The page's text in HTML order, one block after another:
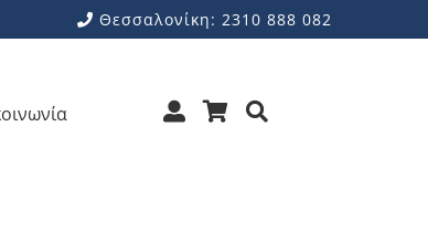
Θεσσαλονίκη: 2310 888 082